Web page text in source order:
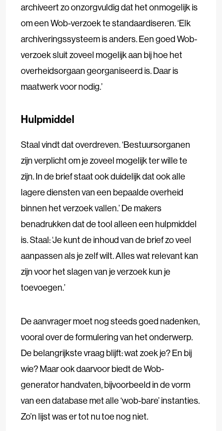
archiveert zo onzorgvuldig dat het onmogelijk is
om een Wob-verzoek te standaardiseren. ‘Elk
archiveringssysteem is anders. Een goed Wob-
verzoek sluit zoveel mogelijk aan bij hoe het
overheidsorgaan georganiseerd is. Daar is
maatwerk voor nodig.’
Hulpmiddel
Staal vindt dat overdreven. ‘Bestuursorganen
zijn verplicht om je zoveel mogelijk ter wille te
zijn. In de brief staat ook duidelijk dat ook alle
lagere diensten van een bepaalde overheid
binnen het verzoek vallen.’ De makers
benadrukken dat de tool alleen een hulpmiddel
is. Staal: ‘Je kunt de inhoud van de brief zo veel
aanpassen als je zelf wilt. Alles wat relevant kan
zijn voor het slagen van je verzoek kun je
toevoegen.’
De aanvrager moet nog steeds goed nadenken,
vooral over de formulering van het onderwerp.
De belangrijkste vraag blijft: wat zoek je? En bij
wie? Maar ook daarvoor biedt de Wob-
generator handvaten, bijvoorbeeld in de vorm
van een database met alle ‘wob-bare’ instanties.
Zo’n lijst was er tot nu toe nog niet.